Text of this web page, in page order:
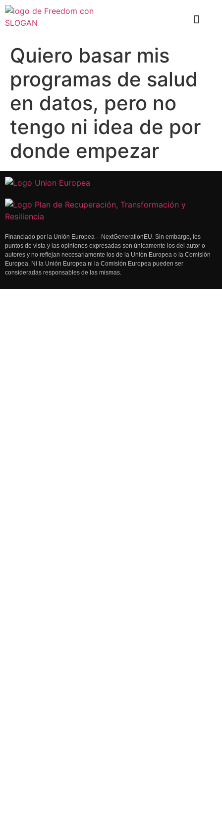
Quiero basar mis
programas de salud
en datos, pero no
tengo ni idea de por
donde empezar
Financiado por la Unión Europea – NextGenerationEU. Sin embargo, los
puntos de vista y las opiniones expresadas son únicamente los del autor o
autores y no reflejan necesariamente los de la Unión Europea o la Comisión
Europea. Ni la Unión Europea ni la Comisión Europea pueden ser
consideradas responsables de las mismas.